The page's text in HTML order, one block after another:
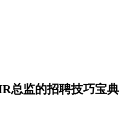
总监的招聘技巧宝典